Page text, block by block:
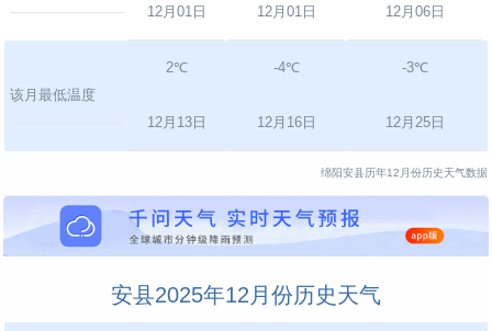
12月01日 12月01日 12月06日
该月最低温度
2℃
12月13日
-4℃
12月16日
-3℃
12月25日
绵阳安县历年12月份历史天气数据
安县2025年12月份历史天气